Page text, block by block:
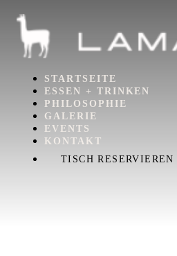
STARTSEITE
ESSEN + TRINKEN
PHILOSOPHIE
GALERIE
EVENTS
KONTAKT
TISCH RESERVIEREN